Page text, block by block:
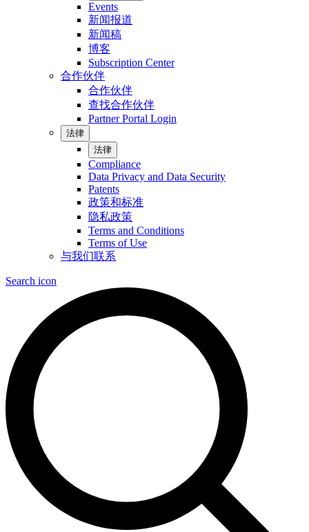
Events
新闻报道
新闻稿
博客
Subscription Center
合作伙伴
合作伙伴
查找合作伙伴
Partner Portal Login
法律
法律
Compliance
Data Privacy and Data Security
Patents
政策和标准
隐私政策
Terms and Conditions
Terms of Use
与我们联系
Search icon